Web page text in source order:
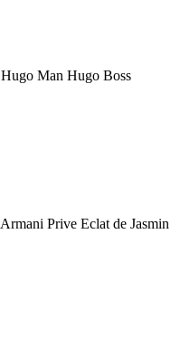
Hugo Man Hugo Boss
Armani Prive Eclat de Jasmin